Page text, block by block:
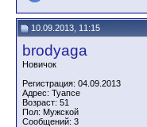
10.09.2013, 11:15
brodyaga
Новичок
Регистрация: 04.09.2013
Адрес: Туапсе
Возраст: 51
Пол: Мужской
Сообщений: 3